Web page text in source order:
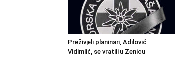
Preživjeli planinari, Adilović i
Vidimlić, se vratili u Zenicu